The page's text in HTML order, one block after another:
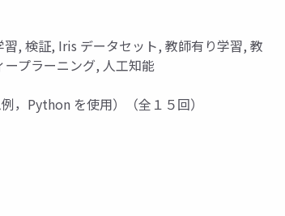
, 検証, Iris データセット, 教師有り学習, 教
プラーニング, 人工知能
，Python を使用）（全１５回）